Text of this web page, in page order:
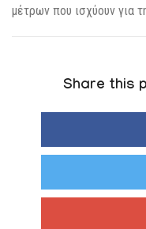
μέτρων που ισχύουν για
Share this